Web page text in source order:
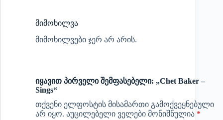
მიმოხილვა
მიმოხილვები ჯერ არ არის.
იყავით პირველი შემფასებელი: „Chet Baker –
Sings“
თქვენი ელფოსტის მისამართი გამოქვეყნებული
არ იყო. აუცილებელი ველები მონიშნულია *